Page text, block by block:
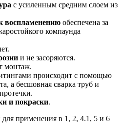
с усиленным средним слоем из
воспламенению обеспечена за
компаунда
и не засоряются.
монтаж.
происходит с помощью
а бесшовная сварка труб и
и покраски.
применения в 1, 2, 4.1, 5 и 6